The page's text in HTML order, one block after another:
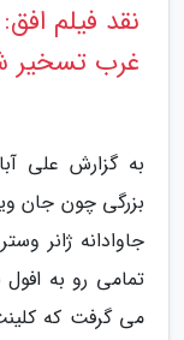
نقد فیلم
غرب تسخیر
به گزارش علی
بزرگی چون جان
جاوادانه ژانر
تمامی رو به افول
می گرفت که